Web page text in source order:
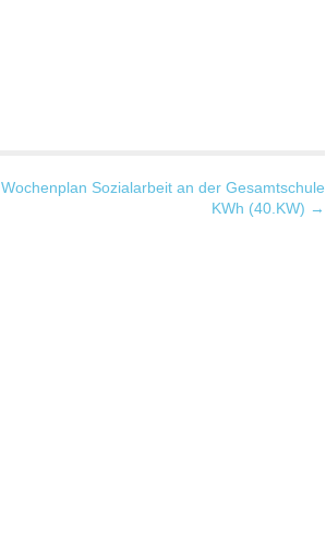
Wochenplan Sozialarbeit an der Gesamtschule
KWh (40.KW) →